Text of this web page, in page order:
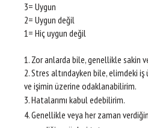
3= Uygun
2= Uygun değil
1= Hiç uygun değil
1. Zor anlarda bile, genellikle sakin
2. Stres altındayken bile, elimdeki iş
ve işimin üzerine odaklanabilirim.
3. Hatalarımı kabul edebilirim.
4. Genellikle veya her zaman